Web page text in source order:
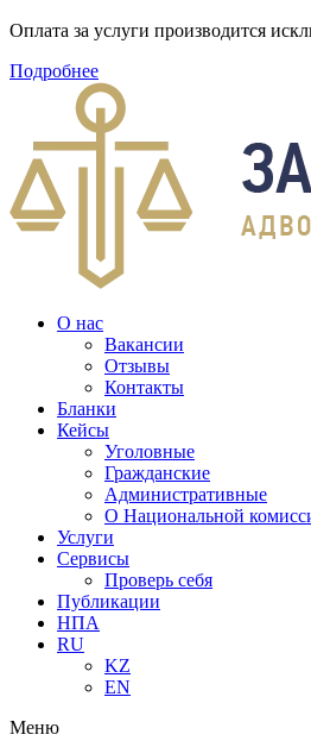
Оплата за услуги производится
Подробнее
О нас
Вакансии
Отзывы
Контакты
Бланки
Кейсы
Уголовные
Гражданские
Административные
О Национальной
Услуги
Сервисы
Проверь себя
Публикации
НПА
RU
KZ
EN
Меню